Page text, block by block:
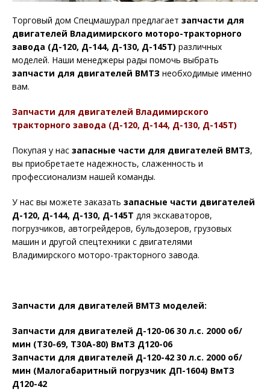
Торговый дом Спецмашурал предлагает запчасти для
двигателей Владимирского моторо-тракторного
завода (Д-120, Д-144, Д-130, Д-145Т) различных
моделей. Наши менеджеры рады помочь выбрать
запчасти для двигателей ВМТЗ необходимые именно
вам.
Запчасти для двигателей Владимирского
тракторного завода (Д-120, Д-144, Д-130, Д-145Т)
Покупая у нас запасные части для двигателей ВМТЗ,
вы приобретаете надежность, слаженность и
профессионализм нашей команды.
У нас вы можете заказать запасные части двигателей
Д-120, Д-144, Д-130, Д-145Т для экскаваторов,
погрузчиков, автогрейдеров, бульдозеров, грузовых
машин и другой спецтехники с двигателями
Владимирского моторо-тракторного завода.
Запчасти для двигателей ВМТЗ моделей:
Запчасти для двигателей Д-120-06 30 л.с. 2000 об/
мин (Т30-69, Т30А-80) ВмТЗ Д120-06
Запчасти для двигателей Д-120-42 30 л.с. 2000 об/
мин (Малогабаритный погрузчик ДП-1604) ВмТЗ
Д120-42